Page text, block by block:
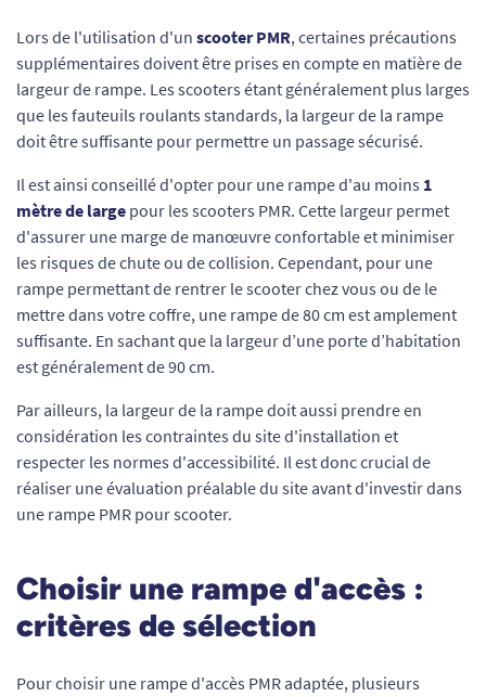
Lors de l'utilisation d'un scooter PMR, certaines précautions
supplémentaires doivent être prises en compte en matière de
largeur de rampe. Les scooters étant généralement plus larges
que les fauteuils roulants standards, la largeur de la rampe
doit être suffisante pour permettre un passage sécurisé.
Il est ainsi conseillé d'opter pour une rampe d'au moins 1
mètre de large pour les scooters PMR. Cette largeur permet
d'assurer une marge de manœuvre confortable et minimiser
les risques de chute ou de collision. Cependant, pour une
rampe permettant de rentrer le scooter chez vous ou de le
mettre dans votre coffre, une rampe de 80 cm est amplement
suffisante. En sachant que la largeur d’une porte d’habitation
est généralement de 90 cm.
Par ailleurs, la largeur de la rampe doit aussi prendre en
considération les contraintes du site d'installation et
respecter les normes d'accessibilité. Il est donc crucial de
réaliser une évaluation préalable du site avant d'investir dans
une rampe PMR pour scooter.
Choisir une rampe d'accès :
critères de sélection
Pour choisir une rampe d'accès PMR adaptée, plusieurs